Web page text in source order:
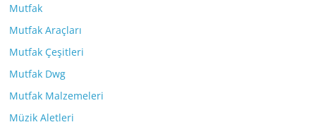
Mutfak
Mutfak Araçları
Mutfak Çeşitleri
Mutfak Dwg
Mutfak Malzemeleri
Müzik Aletleri